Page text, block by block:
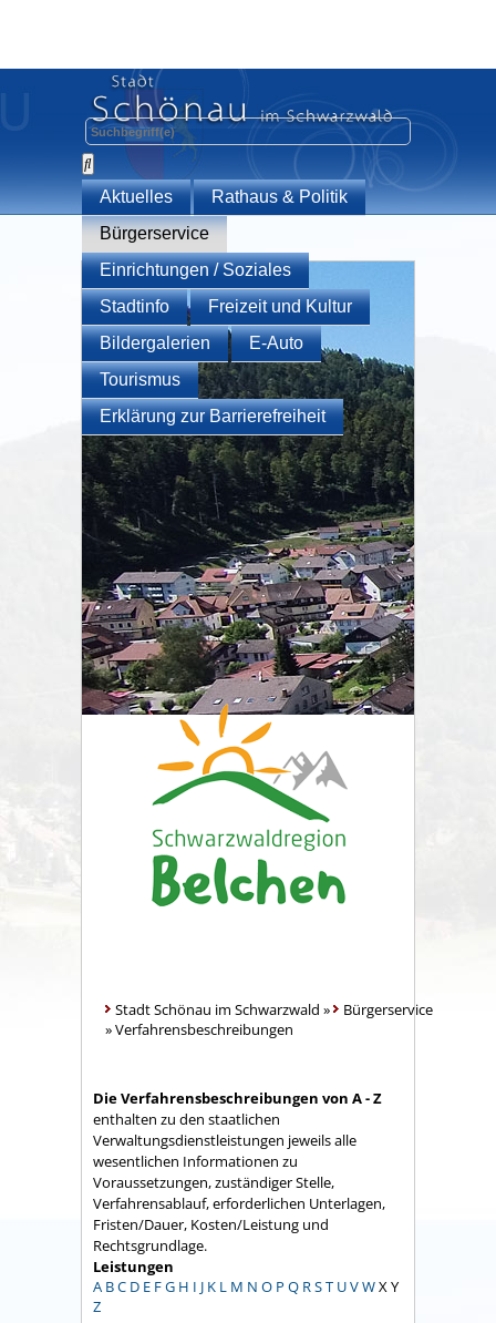
Aktuelles
Rathaus & Politik
Bürgerservice
Einrichtungen / Soziales
Stadtinfo
Freizeit und Kultur
Bildergalerien
E-Auto
Tourismus
Erklärung zur Barrierefreiheit
Stadt Schönau im Schwarzwald »
Bürgerservice
»Verfahrensbeschreibungen
Die Verfahrensbeschreibungen von A - Z
enthalten zu den staatlichen
Verwaltungsdienstleistungen jeweils alle
wesentlichen Informationen zu
Voraussetzungen, zuständiger Stelle,
Verfahrensablauf, erforderlichen Unterlagen,
Fristen/Dauer, Kosten/Leistung und
Rechtsgrundlage.
Leistungen
A BC D E FG H I J K L M N O P Q RST UVWX Y
Z